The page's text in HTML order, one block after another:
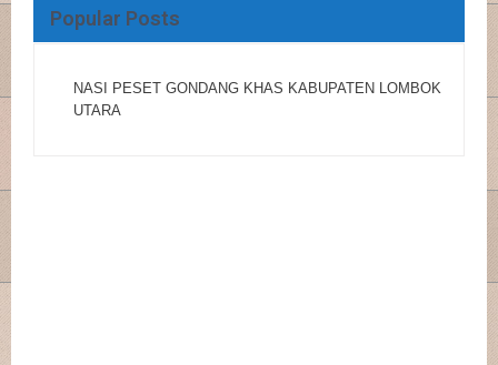
Popular Posts
NASI PESET GONDANG KHAS KABUPATEN LOMBOK
UTARA